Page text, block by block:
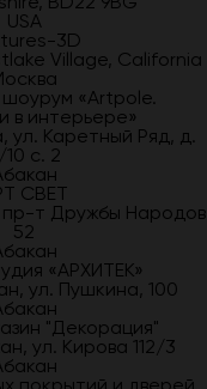
USA
3D
Village, California
«Artpole.
в интерьере»
ул. Каретный Ряд, д.
с. 2
СВЕТ
пр-т Дружбы Народов
52
«АРХИТЕК»
ул. Пушкина, 100
"Декорация"
ул. Кирова 112/3